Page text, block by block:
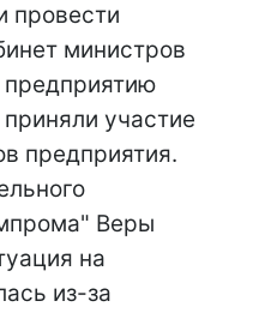
провести
министров
участие
предприятия.
Веры
на
из-за